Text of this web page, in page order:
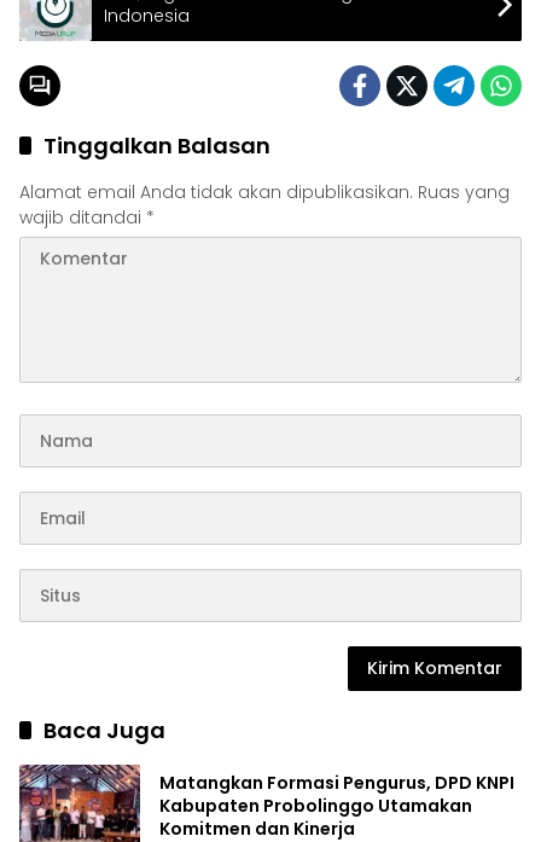
Indonesia
Tinggalkan Balasan
Alamat email Anda tidak akan dipublikasikan. Ruas yang
wajib ditandai *
Baca Juga
Matangkan Formasi Pengurus, DPD KNPI
Kabupaten Probolinggo Utamakan
Komitmen dan Kinerja